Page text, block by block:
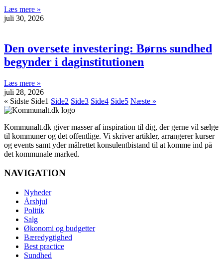
Læs mere »
juli 30, 2026
Den oversete investering: Børns sundhed
begynder i daginstitutionen
Læs mere »
juli 28, 2026
« Sidste Side1 Side2 Side3 Side4 Side5 Næste »
Kommunalt.dk giver masser af inspiration til dig, der gerne vil sælge
til kommuner og det offentlige. Vi skriver artikler, arrangerer kurser
og events samt yder målrettet konsulentbistand til at komme ind på
det kommunale marked.
NAVIGATION
Nyheder
Årshjul
Politik
Salg
Økonomi og budgetter
Bæredygtighed
Best practice
Sundhed